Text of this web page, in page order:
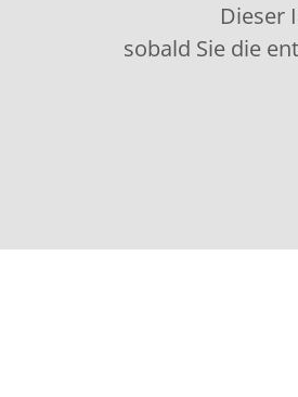
Dieser
sobald Sie die